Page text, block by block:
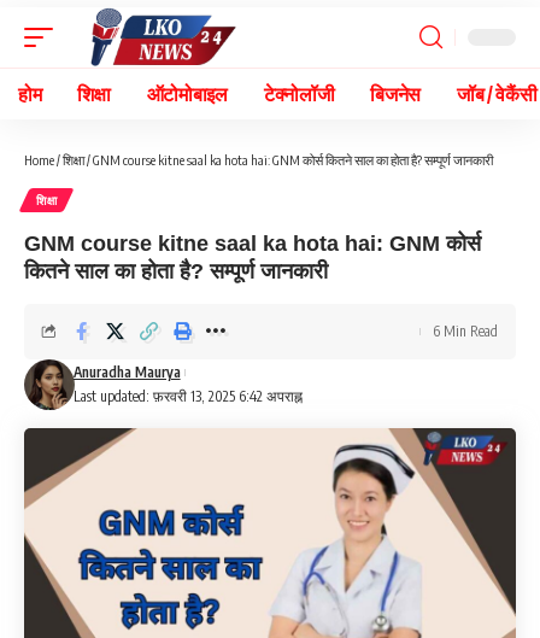
होम शिक्षा ऑटोमोबाइल टेक्नोलॉजी बिजनेस जॉब / वेकैंसी
Home/शिक्षा/GNM course kitne saal ka hota hai: GNM कोर्स कितने साल का होता है? सम्पूर्ण जानकारी
शिक्षा
GNM course kitne saal ka hota hai: GNM कोर्स
कितने साल का होता है? सम्पूर्ण जानकारी
Last updated: फ़रवरी 13, 2025 6:42 अपराह्न
Anuradha Maurya
6 Min Read